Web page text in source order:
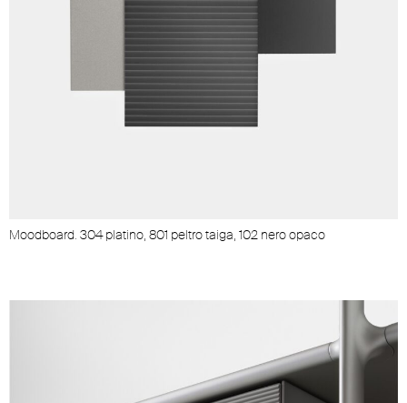
Moodboard. 304 platino, 801 peltro taiga, 102 nero opaco